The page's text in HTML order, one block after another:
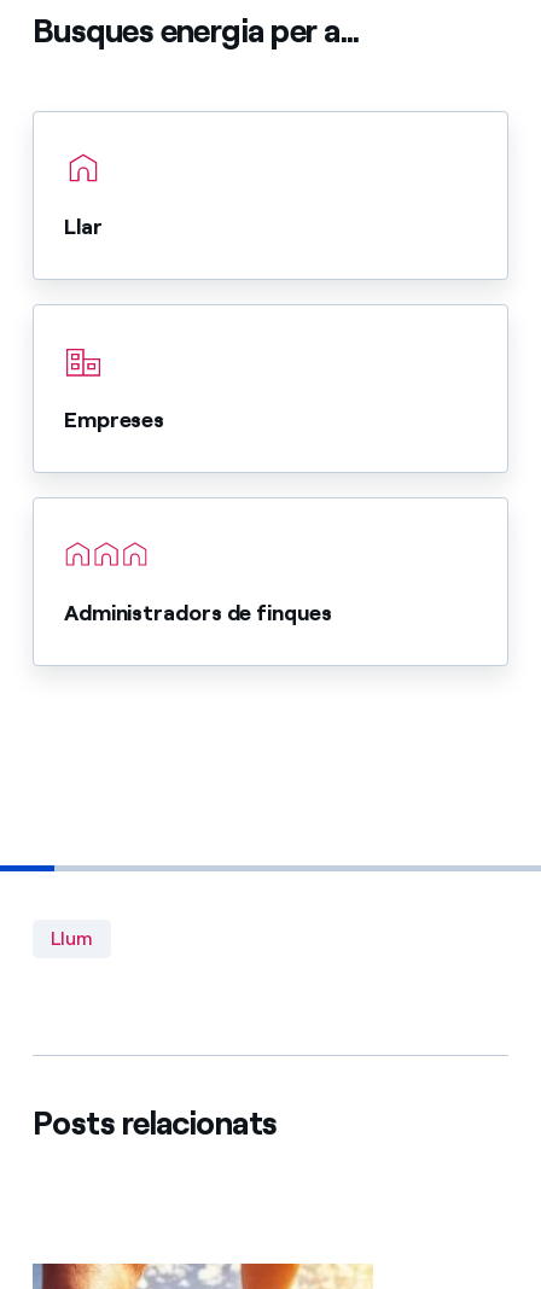
Busques energia per a...
Llar
Empreses
Administradors de finques
Llum
Posts relacionats